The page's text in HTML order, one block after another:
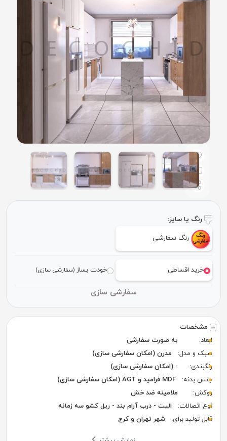
مشخصات
ابعاد:
به صورت سفارشی
سبک و مدل:
مدرن (امکان سفارشی سازی)
رنگبندی:
- (امکان سفارشی سازی)
جنس بدنه:
MDF فرامید و AGT (امکان سفارشی سازی)
روکش:
ملامینه ضد خش
نوع اتصالات:
الیت - درب آرام بند - ریل کشو سه زمانه
قابل تولید برای:
شهر تهران و کرج
رنگ یا سایز:
رنگ سفارشی
خرید اقساطی خودت بساز(سفارشی سازی)
سفارشی سازی